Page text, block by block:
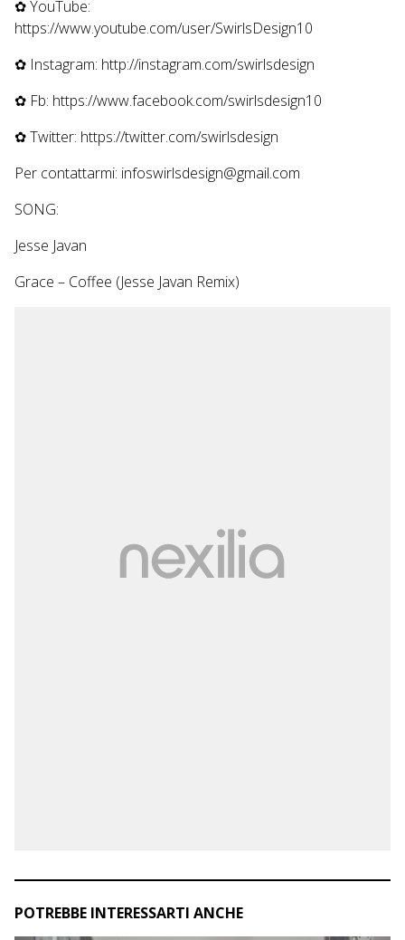
✿ YouTube:
https://www.youtube.com/user/SwirlsDesign10
✿ Instagram: http://instagram.com/swirlsdesign
✿ Fb: https://www.facebook.com/swirlsdesign10
✿ Twitter: https://twitter.com/swirlsdesign
Per contattarmi: infoswirlsdesign@gmail.com
SONG:
Jesse Javan
Grace – Coffee (Jesse Javan Remix)
POTREBBE INTERESSARTI ANCHE